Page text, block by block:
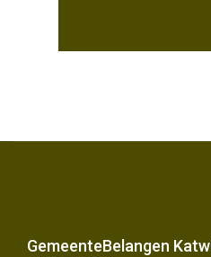
GemeenteBelangen